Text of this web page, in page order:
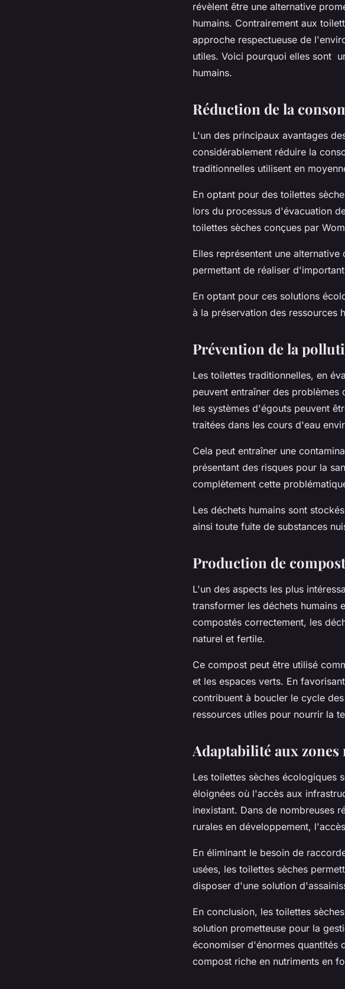
révèlent être une alternative
humains. Contrairement aux
approche respectueuse de
utiles. Voici pourquoi elles sont
humains.
Réduction de la
L'un des principaux avantages
considérablement réduire la
traditionnelles utilisent en
En optant pour des toilettes
lors du processus d'évacuation
toilettes sèches conçues par
Elles représentent une
permettant de réaliser
En optant pour ces solutions
à la préservation des ressources
Prévention de la
Les toilettes traditionnelles, en
peuvent entraîner des
les systèmes d'égouts peuvent
traitées dans les cours d'eau
Cela peut entraîner une
présentant des risques pour la
complètement cette
Les déchets humains sont
ainsi toute fuite de substances
Production de
L'un des aspects les plus
transformer les déchets humains
compostés correctement, les
naturel et fertile.
Ce compost peut être utilisé
et les espaces verts. En
contribuent à boucler le cycle
ressources utiles pour nourrir la
Adaptabilité aux
Les toilettes sèches écologiques
éloignées où l'accès aux
inexistant. Dans de nombreuses
rurales en développement,
En éliminant le besoin de
usées, les toilettes sèches
disposer d'une solution
En conclusion, les toilettes
solution prometteuse pour la
économiser d'énormes quantités
compost riche en nutriments en